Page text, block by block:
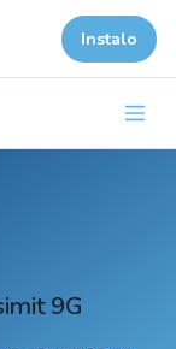
Instalo
9G